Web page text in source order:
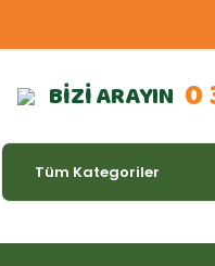
BİZİ ARAYIN 0